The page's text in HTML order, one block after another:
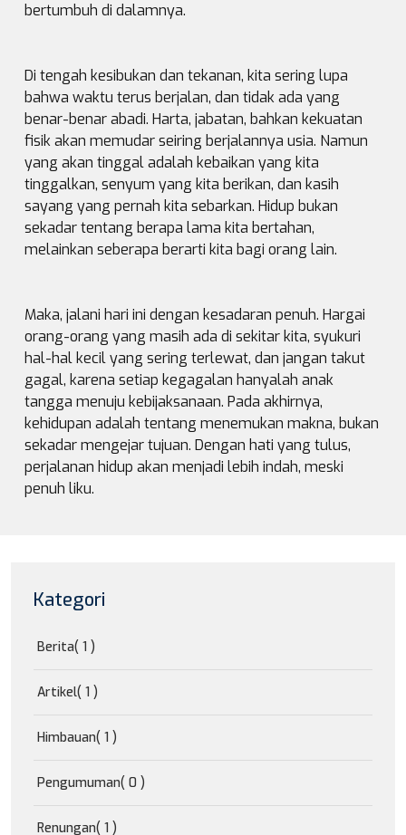
bertumbuh di dalamnya.
Di tengah kesibukan dan tekanan, kita sering lupa
bahwa waktu terus berjalan, dan tidak ada yang
benar-benar abadi. Harta, jabatan, bahkan kekuatan
fisik akan memudar seiring berjalannya usia. Namun
yang akan tinggal adalah kebaikan yang kita
tinggalkan, senyum yang kita berikan, dan kasih
sayang yang pernah kita sebarkan. Hidup bukan
sekadar tentang berapa lama kita bertahan,
melainkan seberapa berarti kita bagi orang lain.
Maka, jalani hari ini dengan kesadaran penuh. Hargai
orang-orang yang masih ada di sekitar kita, syukuri
hal-hal kecil yang sering terlewat, dan jangan takut
gagal, karena setiap kegagalan hanyalah anak
tangga menuju kebijaksanaan. Pada akhirnya,
kehidupan adalah tentang menemukan makna, bukan
sekadar mengejar tujuan. Dengan hati yang tulus,
perjalanan hidup akan menjadi lebih indah, meski
penuh liku.
Kategori
Berita( 1 )
Artikel( 1 )
Himbauan( 1 )
Pengumuman( 0 )
Renungan( 1 )